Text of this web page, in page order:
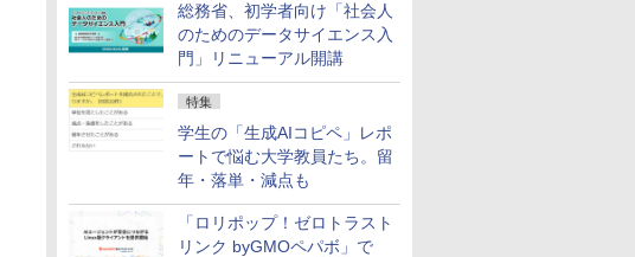
総務省、初学者向け「社会人
のためのデータサイエンス入
門」リニューアル開講
特集
学生の「生成AIコピペ」レポ
ートで悩む大学教員たち。留
年・落単・減点も
「ロリポップ！ゼロトラスト
リンク byGMOペパボ」で